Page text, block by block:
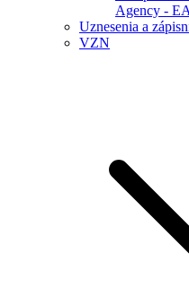
Agency -
Uznesenia a
VZN